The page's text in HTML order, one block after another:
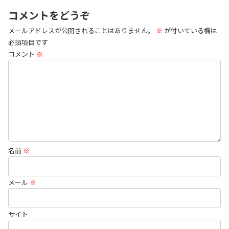
コメントをどうぞ
メールアドレスが公開されることはありません。 ※ が付いている欄は
必須項目です
コメント ※
名前 ※
メール ※
サイト